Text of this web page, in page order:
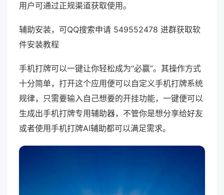
用户可通过正规渠道获取使用。
辅助安装，可QQ搜索申请 549552478 进群获取软
件安装教程
手机打牌可以一键让你轻松成为“必赢”。其操作方式
十分简单，打开这个应用便可以自定义手机打牌系统
规律，只需要输入自己想要的开挂功能，一键便可以
生成出手机打牌专用辅助器，不管你是想分享给好友
或者使用手机打牌AI辅助都可以满足需求。